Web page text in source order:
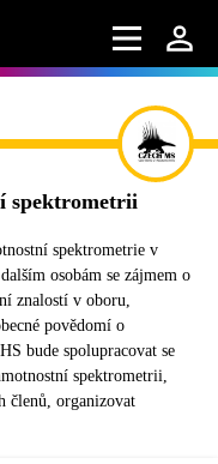
spektrometrii
spektrometrie v
osobám se zájmem o
znalostí v oboru,
povědomí o
bude spolupracovat se
spektrometrii,
členů, organizovat